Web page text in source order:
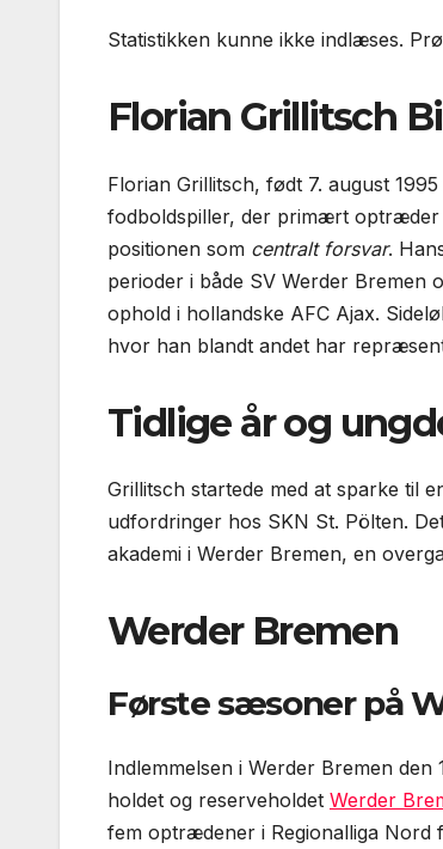
Statistikken kunne ikke indlæses.
Florian Grillitsch
Florian Grillitsch, født 7. august
fodbold­spiller, der primært optræder
positionen som centralt forsvar.
perioder i både SV Werder Bremen
ophold i hollandske AFC Ajax.
hvor han blandt andet har
Tidlige år og
Grillitsch startede med at sparke til
udfordringer hos SKN St. Pölten.
akademi i Werder Bremen, en
Werder Bremen
Første sæsoner på
Indlemmelsen i Werder Bremen
holdet og reserve­holdet Werder
fem optrædener i Regionalliga Nord